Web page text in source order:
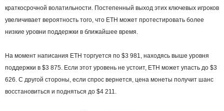
краткосрочной волатильности. Постепенный выход этих ключевых игроков
увеличивает вероятность того, что ETH может протестировать более
низкие уровни поддержки в ближайшее время.
На момент написания ETH торгуется по $3 981, находясь выше уровня
поддержки в $3 875. Если этот уровень не устоит, ETH может упасть до $3
626. С другой стороны, если спрос вернется, цена монеты получит шанс
восстановиться и подняться до $4 211.